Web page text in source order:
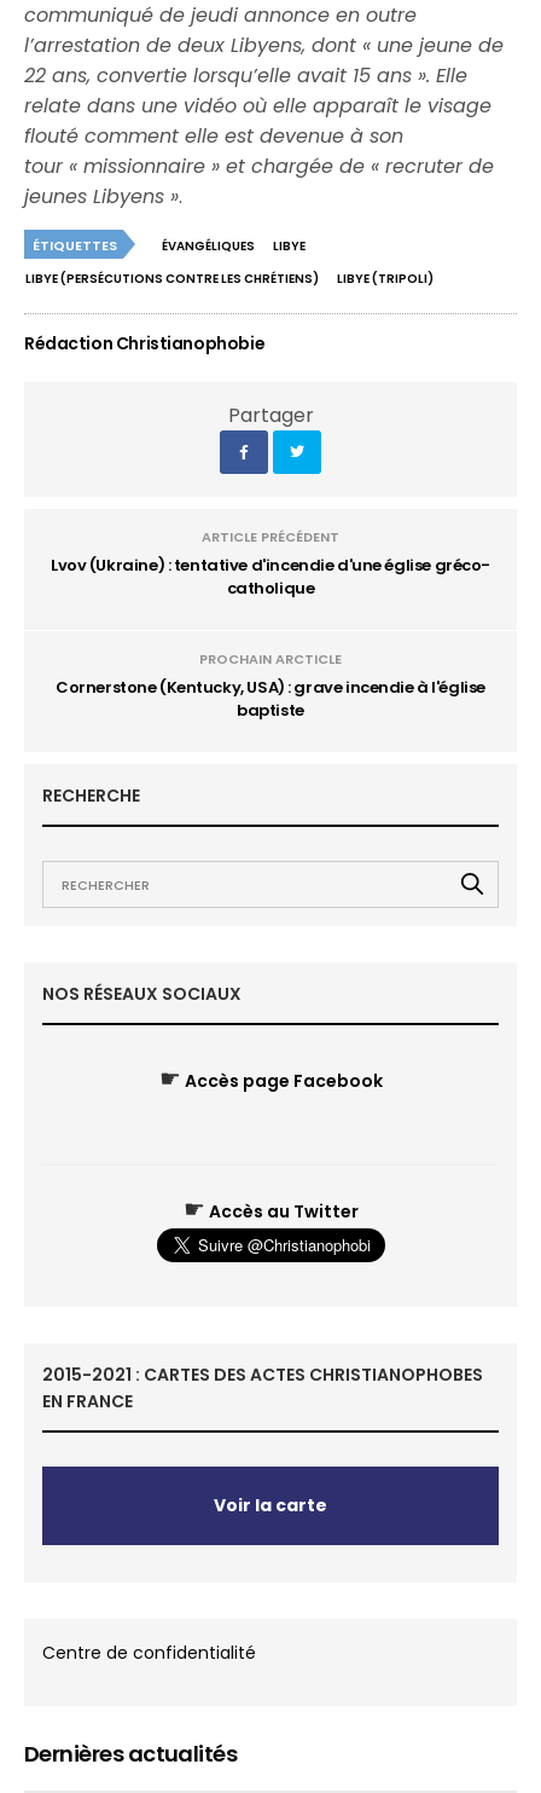
communiqué de jeudi annonce en outre
l’arrestation de deux Libyens, dont « une jeune de
22 ans, convertie lorsqu’elle avait 15 ans ». Elle
relate dans une vidéo où elle apparaît le visage
flouté comment elle est devenue à son
tour « missionnaire » et chargée de « recruter de
jeunes Libyens ».
ÉTIQUETTES ÉVANGÉLIQUES
LIBYE
LIBYE (PERSÉCUTIONS CONTRE LES CHRÉTIENS)
LIBYE (TRIPOLI)
Rédaction Christianophobie
Partager
ARTICLE PRÉCÉDENT
Lvov (Ukraine) : tentative d'incendie d'une église gréco-
catholique
PROCHAIN ARCTICLE
Cornerstone (Kentucky, USA) : grave incendie à l'église
baptiste
RECHERCHE
NOS RÉSEAUX SOCIAUX
☛ Accès page Facebook
☛ Accès au Twitter
2015-2021 : CARTES DES ACTES CHRISTIANOPHOBES
EN FRANCE
Voir la carte
Centre de confidentialité
Dernières actualités